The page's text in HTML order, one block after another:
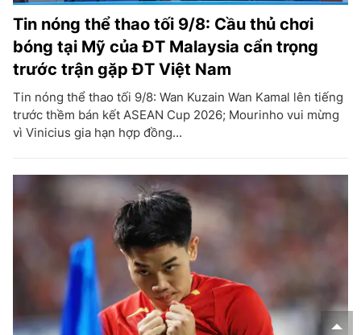
Tin nóng thể thao tối 9/8: Cầu thủ chơi
bóng tại Mỹ của ĐT Malaysia cẩn trọng
trước trận gặp ĐT Việt Nam
Tin nóng thể thao tối 9/8: Wan Kuzain Wan Kamal lên tiếng
trước thềm bán kết ASEAN Cup 2026; Mourinho vui mừng
vì Vinicius gia hạn hợp đồng...